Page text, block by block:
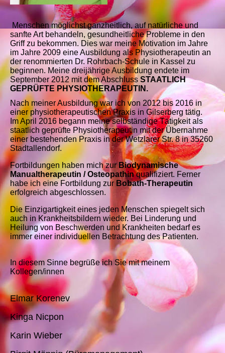
Menschen möglichst ganzheitlich, auf natürliche und
sanfte Art behandeln, gesundheitliche Probleme in den
Griff zu bekommen. Dies war meine Motivation im Jahre
im Jahre 2009 eine Ausbildung als Physiotherapeutin an
der renommierten Dr. Rohrbach-Schule in Kassel zu
beginnen. Meine dreijährige Ausbildung endete im
September 2012 mit dem Abschluss STAATLICH
GEPRÜFTE PHYSIOTHERAPEUTIN.
Nach meiner Ausbildung war ich von 2012 bis 2016 in
einer physiotherapeutischen Praxis in Gilserberg tätig.
Im April 2016 begann meine selbständige Tätigkeit als
staatlich geprüfte Physiotherapeutin mit der Übernahme
einer bestehenden Praxis in der Wetzlarer Str. 8 in 35260
Stadtallendorf.
Fortbildungen haben mich zur Biodynamische
Manualtherapeutin / Osteopathinqualifiziert. Ferner
habe ich eine Fortbildung zur Bobath-Therapeutin
erfolgreich abgeschlossen.
Die Einzigartigkeit eines jeden Menschen spiegelt sich
auch in Krankheitsbildern wieder. Bei Linderung und
Heilung von Beschwerden und Krankheiten bedarf es
immer einer individuellen Betrachtung des Patienten.
In diesem Sinne begrüße ich Sie mit meinem
Kollegen/innen
Elmar Korenev
Kinga Nicpon
Karin Wieber